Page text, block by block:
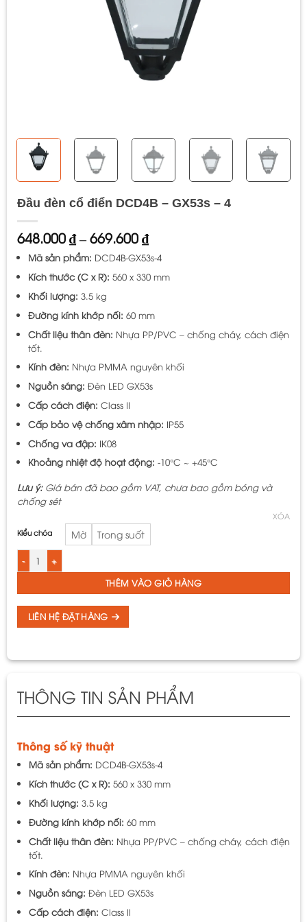
Đầu đèn cổ điển DCD4B – GX53s – 4
648.000₫– 669.600₫Khoảng
giá:
từ
648.000 ₫
Mã sản phẩm: DCD4B-GX53s-4
Kích thước (C x R):560 x 330 mm
Khối lượng: 3.5 kg
Đường kính khớp nối: 60 mm
Chất liệu thân đèn: Nhựa PP/PVC – chống cháy, cách điện
tốt.
Kính đèn: Nhựa PMMA nguyên khối
Nguồn sáng:Đèn LED GX53s
Cấp cách điện: Class II
Cấp bảo vệ chống xâm nhập: IP55
Chống va đập: IK08
Khoảng nhiệt độ hoạt động: -10°C ~ +45°C
Lưu ý:Giá bán đã bao gồm VAT, chưa bao gồm bóng và
chống sét
Kiểu chóa Mờ Trong suốt
XÓA
THÊM VÀO GIỎ HÀNG
LIÊN HỆ ĐẶT HÀNG
THÔNG TIN SẢN PHẨM
Thông số kỹ thuật
Mã sản phẩm: DCD4B-GX53s-4
Kích thước (C x R): 560 x 330 mm
Khối lượng: 3.5 kg
Đường kính khớp nối: 60 mm
Chất liệu thân đèn: Nhựa PP/PVC – chống cháy, cách điện
tốt.
Kính đèn: Nhựa PMMA nguyên khối
Nguồn sáng: Đèn LED GX53s
Cấp cách điện: Class II